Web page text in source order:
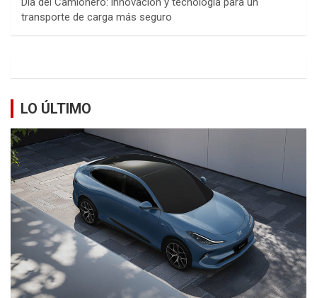
transporte de carga más seguro
LO ÚLTIMO